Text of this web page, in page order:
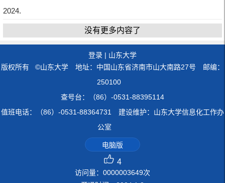
2024.
没有更多内容了
登录 | 山东大学
版权所有 ©山东大学 地址：中国山东省济南市山大南路27号 邮编：
250100
查号台：（86）-0531-88395114
值班电话：（86）-0531-88364731 建设维护：山东大学信息化工作办
公室
电脑版
4
访问量： 0000003649次